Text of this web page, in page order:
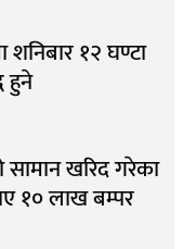
शनिबार १२ घण्टा
हुने
खरिद गरेका
१० लाख बम्पर